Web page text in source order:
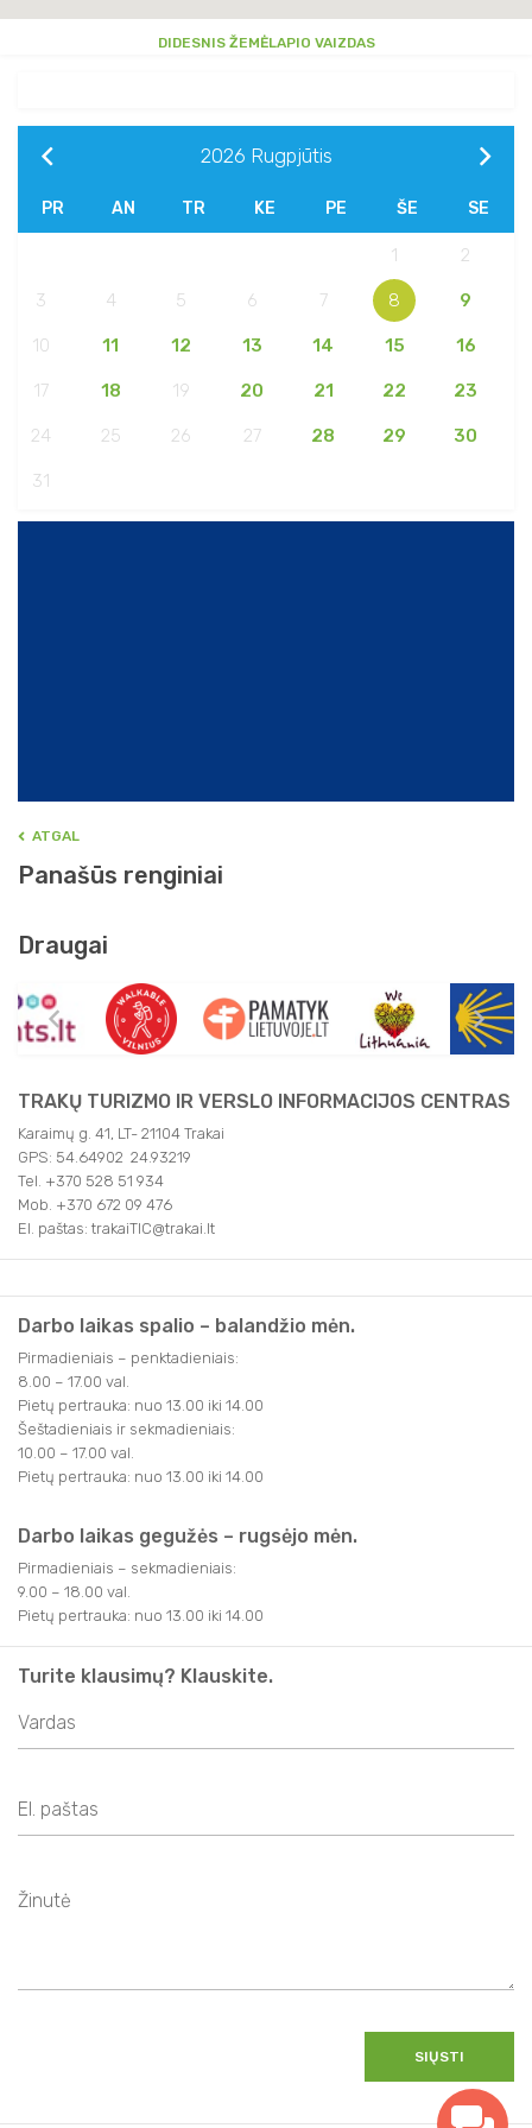
DIDESNIS ŽEMĖLAPIO VAIZDAS
2026 Rugpjūtis
PR AN TR KE PE ŠE SE
1 2
3 4 5 6 7 8 9
10 11 12 13 14 15 16
17 18 19 20 21 22 23
24 25 26 27 28 29 30
31
ATGAL
Panašūs renginiai
Draugai
TRAKŲ TURIZMO IR VERSLO INFORMACIJOS CENTRAS
Karaimų g. 41, LT- 21104 Trakai
GPS: 54.64902 24.93219
Tel. +370 528 51 934
Mob. +370 672 09 476
El. paštas: trakaiTIC@trakai.lt
Darbo laikas spalio – balandžio mėn.
Pirmadieniais – penktadieniais:
8.00 – 17.00 val.
Pietų pertrauka: nuo 13.00 iki 14.00
Šeštadieniais ir sekmadieniais:
10.00 – 17.00 val.
Pietų pertrauka: nuo 13.00 iki 14.00
Darbo laikas gegužės – rugsėjo mėn.
Pirmadieniais – sekmadieniais:
9.00 – 18.00 val.
Pietų pertrauka: nuo 13.00 iki 14.00
Turite klausimų? Klauskite.